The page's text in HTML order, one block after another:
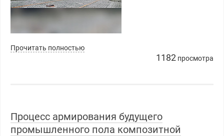
Прочитать полностью
1182 просмотра
Процесс армирования будущего
промышленного пола композитной